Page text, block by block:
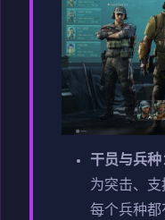
干员与兵种
为突击、支
每个兵种